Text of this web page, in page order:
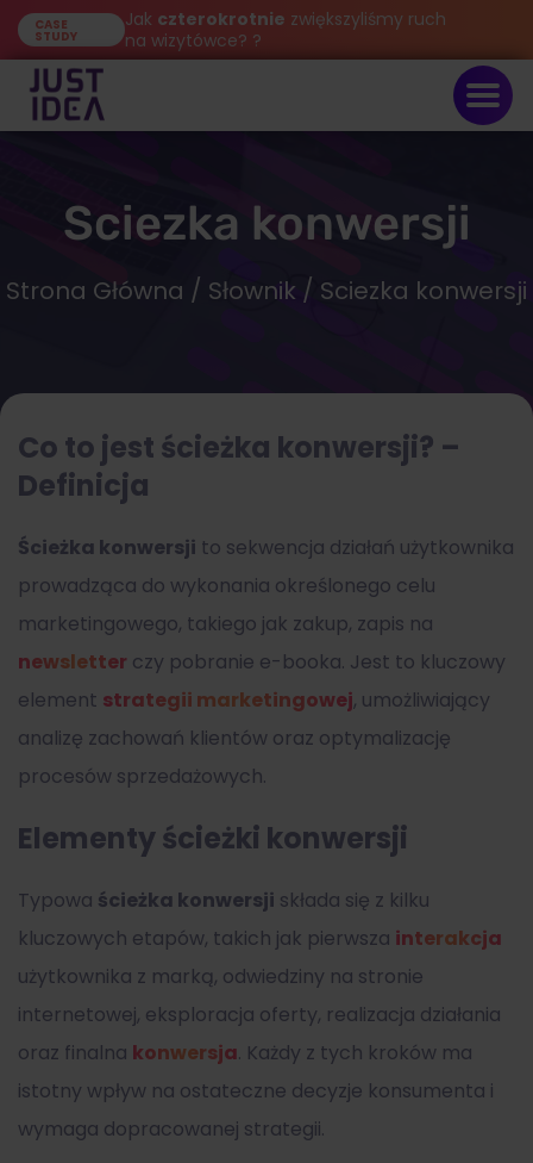
CASE
STUDY
Jak czterokrotnie zwiększyliśmy ruch
na wizytówce? ?
Sciezka konwersji
Strona Główna / Słownik / Sciezka konwersji
Co to jest ścieżka konwersji? –
Definicja
Ścieżka konwersji to sekwencja działań użytkownika
prowadząca do wykonania określonego celu
marketingowego, takiego jak zakup, zapis na
newsletter czy pobranie e-booka. Jest to kluczowy
element strategii marketingowej, umożliwiający
analizę zachowań klientów oraz optymalizację
procesów sprzedażowych.
Elementy ścieżki konwersji
Typowa ścieżka konwersji składa się z kilku
kluczowych etapów, takich jak pierwsza interakcja
użytkownika z marką, odwiedziny na stronie
internetowej, eksploracja oferty, realizacja działania
oraz finalna konwersja. Każdy z tych kroków ma
istotny wpływ na ostateczne decyzje konsumenta i
wymaga dopracowanej strategii.